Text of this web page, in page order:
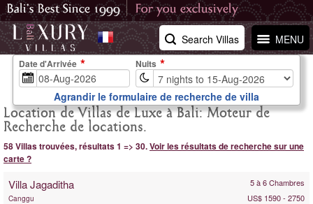
MENU
Search Villas
Location de Villas de Luxe à Bali: Moteur de
Recherche de locations.
58 Villas trouvées, résultats 1 => 30.Voir les résultats de recherche sur une
carte ?
Villa Jagaditha 5 à 6 Chambres
Canggu
US$ 1590 - 2750
Date d'Arrivée Nuits
Agrandir le formulaire de recherche de villa